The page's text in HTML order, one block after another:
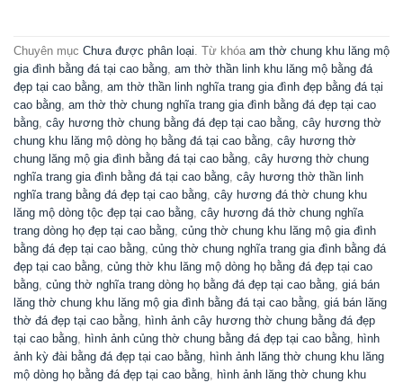
Chuyên mục Chưa được phân loại. Từ khóa am thờ chung khu lăng mộ
gia đình bằng đá tại cao bằng, am thờ thần linh khu lăng mộ bằng đá
đẹp tại cao bằng, am thờ thần linh nghĩa trang gia đình đẹp bằng đá tại
cao bằng, am thờ thờ chung nghĩa trang gia đình bằng đá đẹp tại cao
bằng, cây hương thờ chung bằng đá đẹp tại cao bằng, cây hương thờ
chung khu lăng mộ dòng họ bằng đá tại cao bằng, cây hương thờ
chung lăng mộ gia đình bằng đá tại cao bằng, cây hương thờ chung
nghĩa trang gia đình bằng đá tại cao bằng, cây hương thờ thần linh
nghĩa trang bằng đá đẹp tại cao bằng, cây hương đá thờ chung khu
lăng mộ dòng tộc đẹp tại cao bằng, cây hương đá thờ chung nghĩa
trang dòng họ đẹp tại cao bằng, củng thờ chung khu lăng mộ gia đình
bằng đá đẹp tại cao bằng, củng thờ chung nghĩa trang gia đình bằng đá
đẹp tại cao bằng, củng thờ khu lăng mộ dòng họ bằng đá đẹp tại cao
bằng, củng thờ nghĩa trang dòng họ bằng đá đẹp tại cao bằng, giá bán
lăng thờ chung khu lăng mộ gia đình bằng đá tại cao bằng, giá bán lăng
thờ đá đẹp tại cao bằng, hình ảnh cây hương thờ chung bằng đá đẹp
tại cao bằng, hình ảnh củng thờ chung bằng đá đẹp tại cao bằng, hình
ảnh kỳ đài bằng đá đẹp tại cao bằng, hình ảnh lăng thờ chung khu lăng
mộ dòng họ bằng đá đẹp tại cao bằng, hình ảnh lăng thờ chung khu